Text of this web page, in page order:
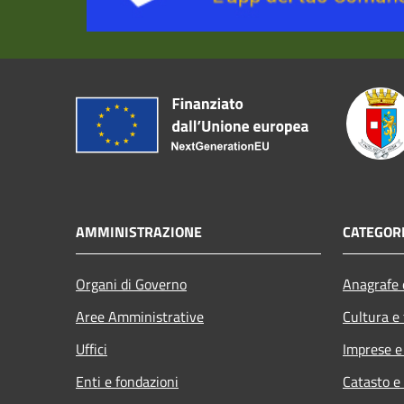
AMMINISTRAZIONE
Organi di Governo
Aree Amministrative
Uffici
Enti e fondazioni
Cultura
Imprese
Catasto